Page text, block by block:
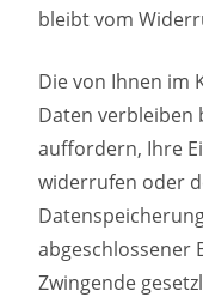
bleibt vom
Die von Ihnen im
Daten verbleiben
auffordern, Ihre
widerrufen oder
abgeschlossener
Zwingende